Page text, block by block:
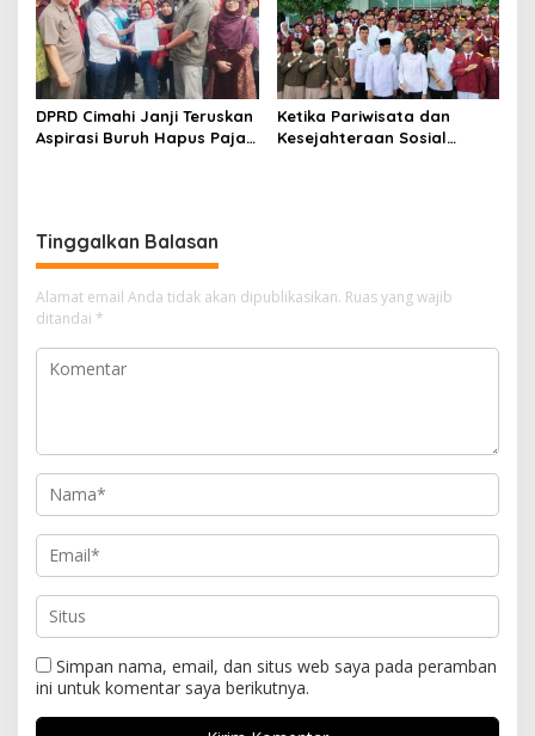
DPRD Cimahi Janji Teruskan
Aspirasi Buruh Hapus Pajak
Ketika Pariwisata dan
Kesejahteraan Sosial
Tinggalkan Balasan
Alamat email Anda tidak akan dipublikasikan. Ruas yang wajib
ditandai *
Simpan nama, email, dan situs web saya pada peramban
ini untuk komentar saya berikutnya.